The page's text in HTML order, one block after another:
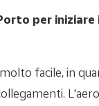
per iniziare
facile, in